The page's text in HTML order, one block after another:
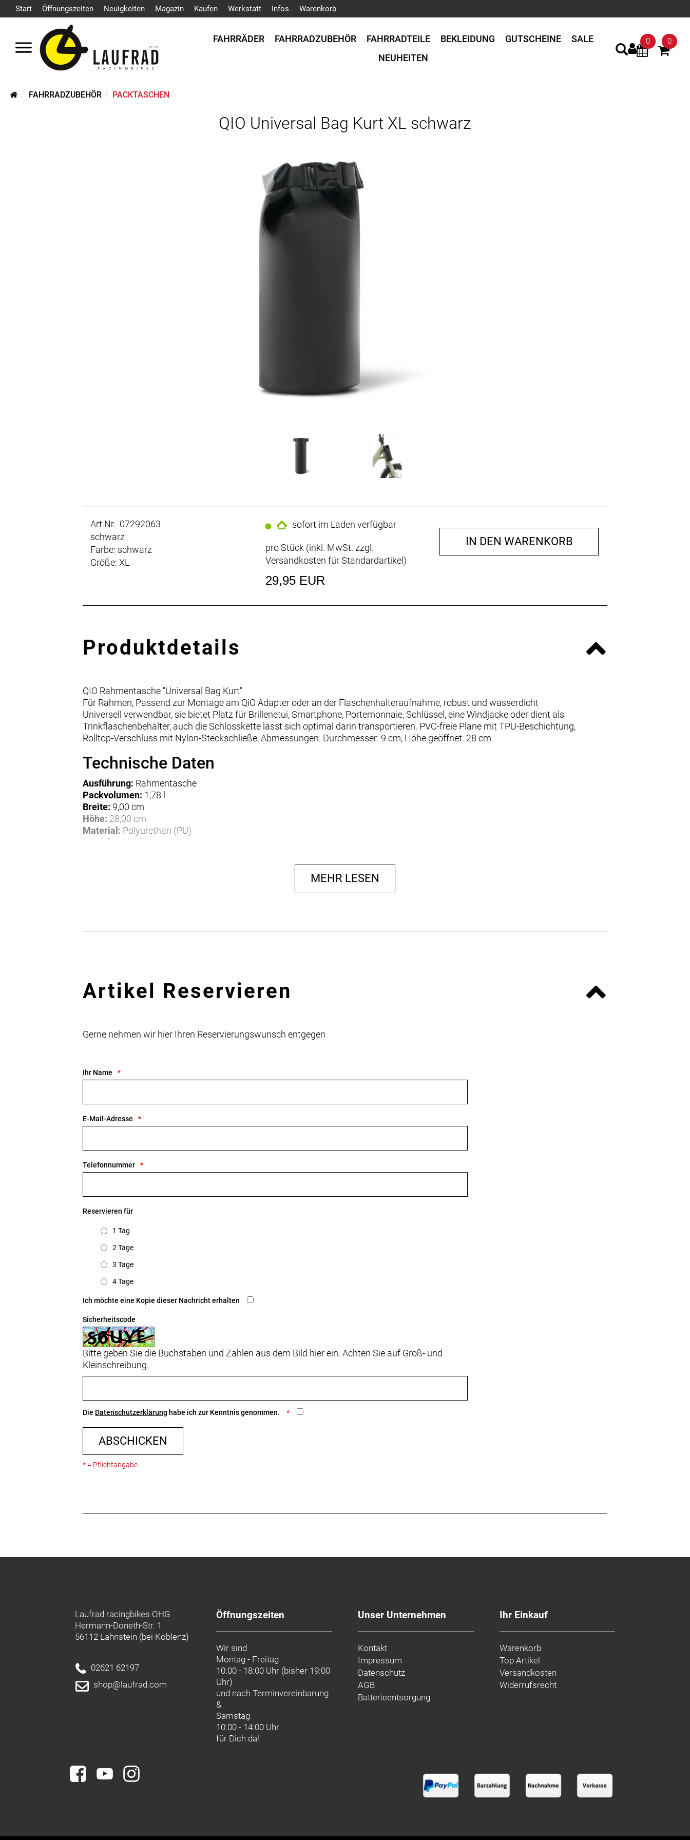
Start Öffnungszeiten Neuigkeiten Magazin Kaufen Werkstatt Infos Warenkorb
FAHRRÄDER FAHRRADZUBEHÖR FAHRRADTEILE BEKLEIDUNG GUTSCHEINE
SALE
NEUHEITEN
0 0
FAHRRADZUBEHÖR PACKTASCHEN
QIO Universal Bag Kurt XL schwarz
Art.Nr. 07292063
schwarz
Farbe: schwarz
Größe: XL
sofort im Laden verfügbar
pro Stück (inkl. MwSt. zzgl.
Versandkosten für Standardartikel)
29,95 EUR
IN DEN WARENKORB
Produktdetails
QIO Rahmentasche "Universal Bag Kurt"
Für Rahmen, Passend zur Montage am QiO Adapter oder an der Flaschenhalteraufnahme, robust und wasserdicht
Universell verwendbar, sie bietet Platz für Brillenetui, Smartphone, Portemonnaie, Schlüssel, eine Windjacke oder dient als
Trinkflaschenbehälter, auch die Schlosskette lässt sich optimal darin transportieren. PVC-freie Plane mit TPU-Beschichtung,
Rolltop-Verschluss mit Nylon-Steckschließe, Abmessungen: Durchmesser: 9 cm, Höhe geöffnet: 28 cm
Technische Daten
Ausführung: Rahmentasche
Packvolumen: 1,78 l
Breite: 9,00 cm
Höhe: 28,00 cm
Material: Polyurethan (PU)
Gewicht:
0,12 kg
MEHR LESEN
Artikel Reservieren
Gerne nehmen wir hier Ihren Reservierungswunsch entgegen
Ihr Name
E-Mail-Adresse
Telefonnummer
Reservieren für
1 Tag
2 Tage
3 Tage
4 Tage
Ich möchte eine Kopie dieser Nachricht erhalten
Sicherheitscode
Bitte geben Sie die Buchstaben und Zahlen aus dem Bild hier ein. Achten Sie auf Groß- und
Kleinschreibung.
Die Datenschutzerklärung habe ich zur Kenntnis genommen.
ABSCHICKEN
* = Pflichtangabe
Laufrad racingbikes OHG
Hermann-Doneth-Str. 1
56112 Lahnstein (bei Koblenz)
02621 62197
shop@laufrad.com
Öffnungszeiten
Wir sind
Montag - Freitag
10:00 - 18:00 Uhr (bisher 19:00
Uhr)
und nachTerminvereinbarung
&
Samstag
10:00 - 14:00 Uhr
für Dich da!
Unser Unternehmen
Kontakt
Impressum
Datenschutz
AGB
Batterieentsorgung
Ihr Einkauf
Warenkorb
Top Artikel
Versandkosten
Widerrufsrecht